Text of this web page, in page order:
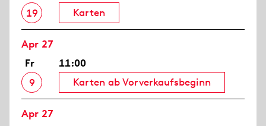
19
Karten
Apr 27
Fr
9
11:00
Karten ab Vorverkaufsbeginn
Apr 27